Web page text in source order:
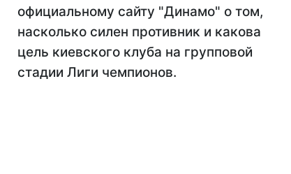
официальному сайту "Динамо" о том,
насколько силен противник и какова
цель киевского клуба на групповой
стадии Лиги чемпионов.